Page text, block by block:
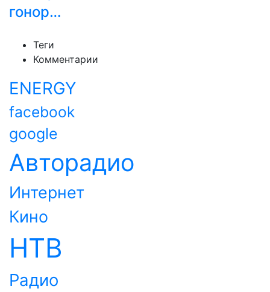
гонор…
Теги
Комментарии
ENERGY
facebook
google
Авторадио
Интернет
Кино
НТВ
Радио